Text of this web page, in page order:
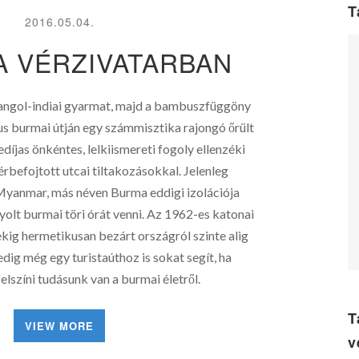
2016.05.04.
VÉRZIVATARBAN
indiai gyarmat, majd a bambuszfüggöny
burmai útján egy számmisztika rajongó őrült
önkéntes, lelkiismereti fogoly ellenzéki
utcai tiltakozásokkal. Jelenleg
más néven Burma eddigi izolációja
burmai töri órát venni. Az 1962-es katonai
hermetikusan bezárt országról szinte alig
még egy turistaúthoz is sokat segít, ha
tudásunk van a burmai életről.
VIEW MORE